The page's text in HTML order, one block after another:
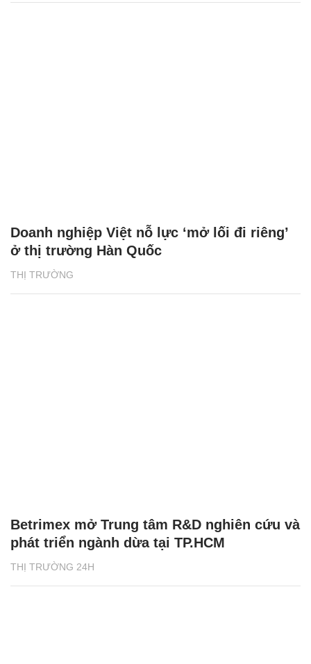
THỊ TRƯỜNG
Doanh nghiệp Việt nỗ lực ‘mở lối đi riêng’
ở thị trường Hàn Quốc
THỊ TRƯỜNG 24H
Betrimex mở Trung tâm R&D nghiên cứu và
phát triển ngành dừa tại TP.HCM